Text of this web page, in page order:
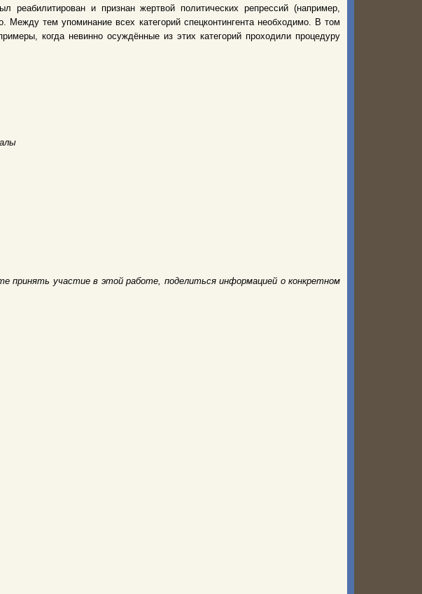
и признан жертвой политических репрессий (например,
тем упоминание всех категорий спецконтингента необходимо. В том
когда невинно осуждённые из этих категорий проходили процедуру
принять участие в этой работе, поделиться информацией о конкретном